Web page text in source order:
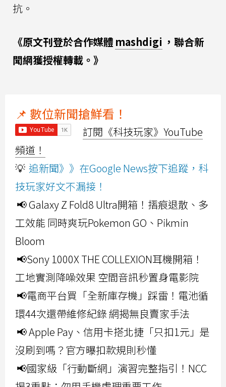
抗。
《原文刊登於合作媒體 mashdigi ，聯合新
聞網獲授權轉載。》
📌 數位新聞搶鮮看！
訂閱《科技玩家》YouTube
頻道！
💡 追新聞》》在Google News按下追蹤，科
技玩家好文不漏接！
📢 Galaxy Z Fold8 Ultra開箱！摺痕退散、多
工效能 同時爽玩Pokemon GO、Pikmin
Bloom
📢Sony 1000X THE COLLEXION耳機開箱！
工地實測降噪效果 空間音訊秒置身電影院
📢電商平台買「全新庫存機」踩雷！電池循
環44次還帶維修紀錄 網揭無良賣家手法
📢 Apple Pay、信用卡搭北捷「只扣1元」是
沒刷到嗎？官方曝扣款規則秒懂
📢國家級「行動斷網」演習完整指引！NCC